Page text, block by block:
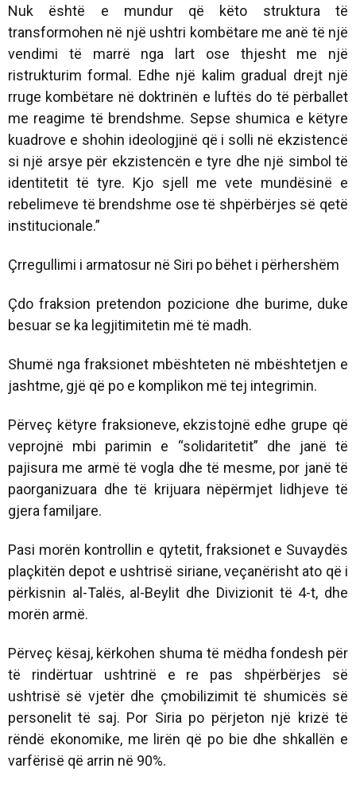
Nuk është e mundur që këto struktura të
transformohen në një ushtri kombëtare me anë të një
vendimi të marrë nga lart ose thjesht me një
ristrukturim formal. Edhe një kalim gradual drejt një
rruge kombëtare në doktrinën e luftës do të përballet
me reagime të brendshme. Sepse shumica e këtyre
kuadrove e shohin ideologjinë që i solli në ekzistencë
si një arsye për ekzistencën e tyre dhe një simbol të
identitetit të tyre. Kjo sjell me vete mundësinë e
rebelimeve të brendshme ose të shpërbërjes së qetë
institucionale.”
Çrregullimi i armatosur në Siri po bëhet i përhershëm
Çdo fraksion pretendon pozicione dhe burime, duke
besuar se ka legjitimitetin më të madh.
Shumë nga fraksionet mbështeten në mbështetjen e
jashtme, gjë që po e komplikon më tej integrimin.
Përveç këtyre fraksioneve, ekzistojnë edhe grupe që
veprojnë mbi parimin e “solidaritetit” dhe janë të
pajisura me armë të vogla dhe të mesme, por janë të
paorganizuara dhe të krijuara nëpërmjet lidhjeve të
gjera familjare.
Pasi morën kontrollin e qytetit, fraksionet e Suvaydës
plaçkitën depot e ushtrisë siriane, veçanërisht ato që i
përkisnin al-Talës, al-Beylit dhe Divizionit të 4-t, dhe
morën armë.
Përveç kësaj, kërkohen shuma të mëdha fondesh për
të rindërtuar ushtrinë e re pas shpërbërjes së
ushtrisë së vjetër dhe çmobilizimit të shumicës së
personelit të saj. Por Siria po përjeton një krizë të
rëndë ekonomike, me lirën që po bie dhe shkallën e
varfërisë që arrin në 90%.